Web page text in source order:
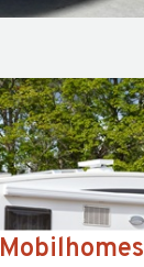
Mobilhomes